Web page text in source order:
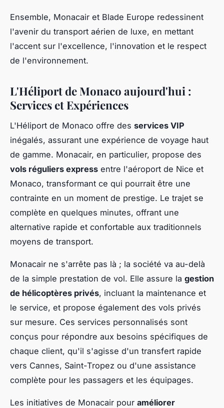
Ensemble, Monacair et Blade Europe redessinent
l'avenir du transport aérien de luxe, en mettant
l'accent sur l'excellence, l'innovation et le respect
de l'environnement.
L'Héliport de Monaco aujourd'hui :
Services et Expériences
L'Héliport de Monaco offre des services VIP
inégalés, assurant une expérience de voyage haut
de gamme. Monacair, en particulier, propose des
vols réguliers express entre l'aéroport de Nice et
Monaco, transformant ce qui pourrait être une
contrainte en un moment de prestige. Le trajet se
complète en quelques minutes, offrant une
alternative rapide et confortable aux traditionnels
moyens de transport.
Monacair ne s'arrête pas là ; la société va au-delà
de la simple prestation de vol. Elle assure la gestion
de hélicoptères privés, incluant la maintenance et
le service, et propose également des vols privés
sur mesure. Ces services personnalisés sont
conçus pour répondre aux besoins spécifiques de
chaque client, qu'il s'agisse d'un transfert rapide
vers Cannes, Saint-Tropez ou d'une assistance
complète pour les passagers et les équipages.
Les initiatives de Monacair pour améliorer